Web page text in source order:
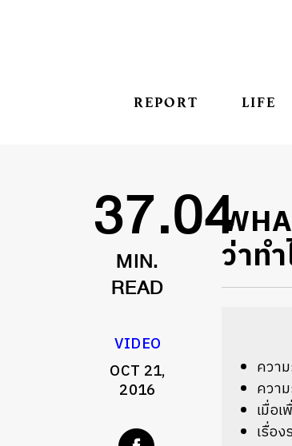
REPORT LIFE
37.04
MIN.
READ
VIDEO
OCT 21,
2016
ว่าท
ควา
ควา
เมื่อ
เรื่อ